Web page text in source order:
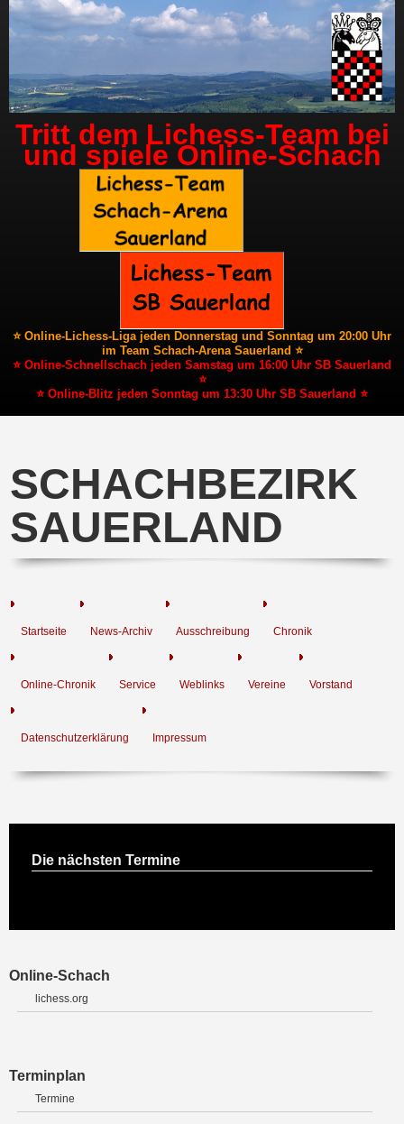
Tritt dem Lichess-Team bei
und spiele Online-Schach
⭐ Online-Lichess-Liga jeden Donnerstag und Sonntag um 20:00 Uhr
im Team Schach-Arena Sauerland ⭐
⭐ Online-Schnellschach jeden Samstag um 16:00 Uhr SB Sauerland
⭐
⭐ Online-Blitz jeden Sonntag um 13:30 Uhr SB Sauerland ⭐
SCHACHBEZIRK
SAUERLAND
Startseite News-Archiv Ausschreibung Chronik
Online-Chronik Service Weblinks Vereine Vorstand
Datenschutzerklärung Impressum
Die nächsten Termine
Online-Schach
lichess.org
Terminplan
Termine